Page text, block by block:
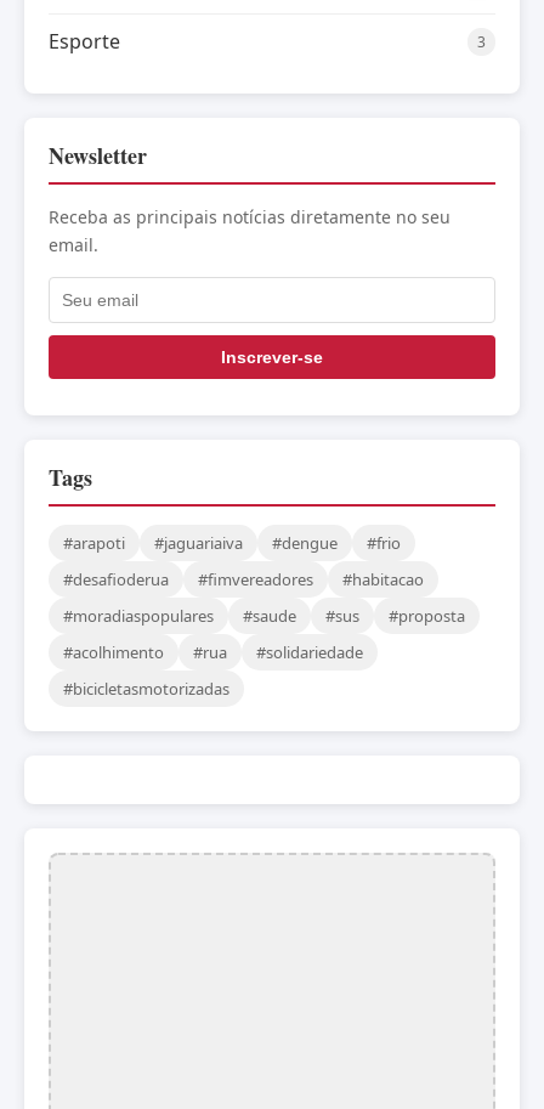
Esporte 3
Newsletter
Receba as principais notícias diretamente no seu
email.
Inscrever-se
Tags
#arapoti #jaguariaiva #dengue
#frio
#desafioderua
#fimvereadores
#habitacao
#moradiaspopulares
#saude #sus
#proposta
#acolhimento
#rua
#solidariedade
#bicicletasmotorizadas